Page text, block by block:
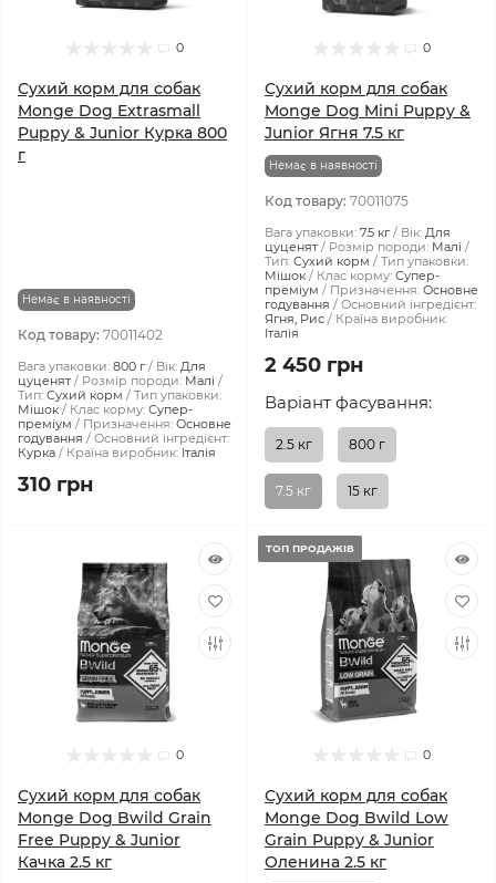
0
Сухий корм для собак
Monge Dog Extrasmall
Puppy & Junior Курка 800
г
Немає в наявності
Код товару: 70011402
Вага упаковки: 800 г Вік: Для
цуценят
Розмір породи: Малі
Тип: Сухий корм
Тип упаковки:
Мішок
Клас корму: Супер-
преміум
Призначення: Основне
годування
Основний інгредієнт:
Курка
Країна виробник: Італія
310 грн
0
Сухий корм для собак
Monge Dog Mini Puppy &
Junior Ягня 7.5 кг
Немає в наявності
Код товару: 70011075
Вага упаковки: 7.5 кг Вік: Для
цуценят
Розмір породи: Малі
Тип: Сухий корм
Тип упаковки:
Мішок
Клас корму: Супер-
преміум
Призначення: Основне
годування
Основний інгредієнт:
Ягня, Рис
Країна виробник:
Італія
2 450 грн
Варіант фасування:
2.5 кг 800 г
7.5 кг 15 кг
0
Сухий корм для собак
Monge Dog Bwild Grain
Free Puppy & Junior
Качка 2.5 кг
ТОП ПРОДАЖІВ
0
Сухий корм для собак
Monge Dog Bwild Low
Grain Puppy & Junior
Оленина 2.5 кг